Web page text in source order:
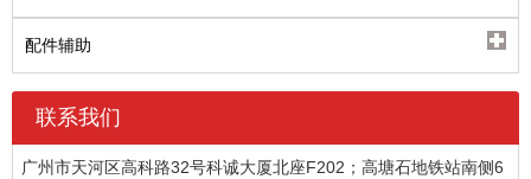
配件辅助
联系我们
广州市天河区高科路32号科诚大厦北座F202；高塘石地铁站南侧6